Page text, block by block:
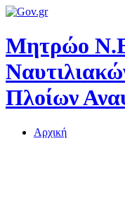
Μητρώο
Πλοίων
Αρχική